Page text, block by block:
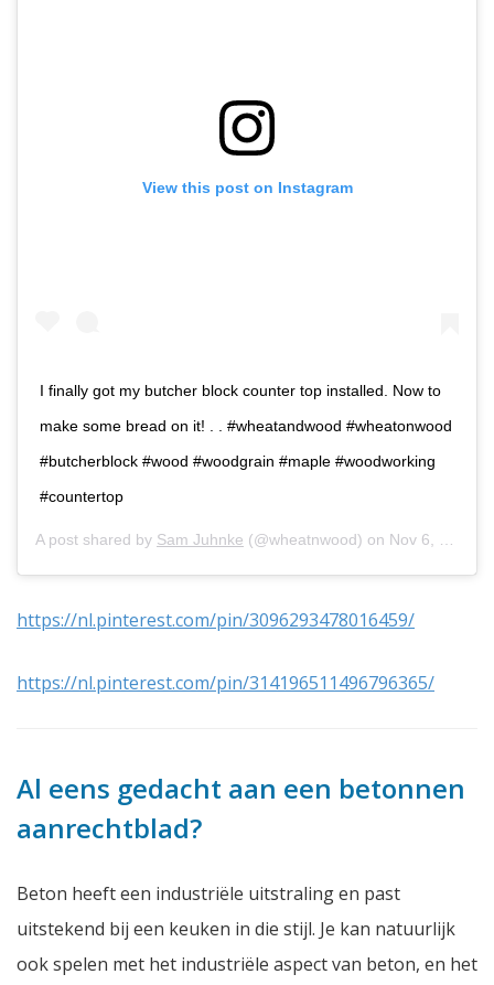
View this post on Instagram
I finally got my butcher block counter top installed. Now to
make some bread on it! . . #wheatandwood #wheatonwood
#butcherblock #wood #woodgrain #maple #woodworking
#countertop
A post shared by Sam Juhnke (@wheatnwood) on Nov 6, 2018 at 6:57pm PST
https://nl.pinterest.com/pin/3096293478016459/
https://nl.pinterest.com/pin/314196511496796365/
Al eens gedacht aan een betonnen
aanrechtblad?
Beton heeft een industriële uitstraling en past
uitstekend bij een keuken in die stijl. Je kan natuurlijk
ook spelen met het industriële aspect van beton, en het